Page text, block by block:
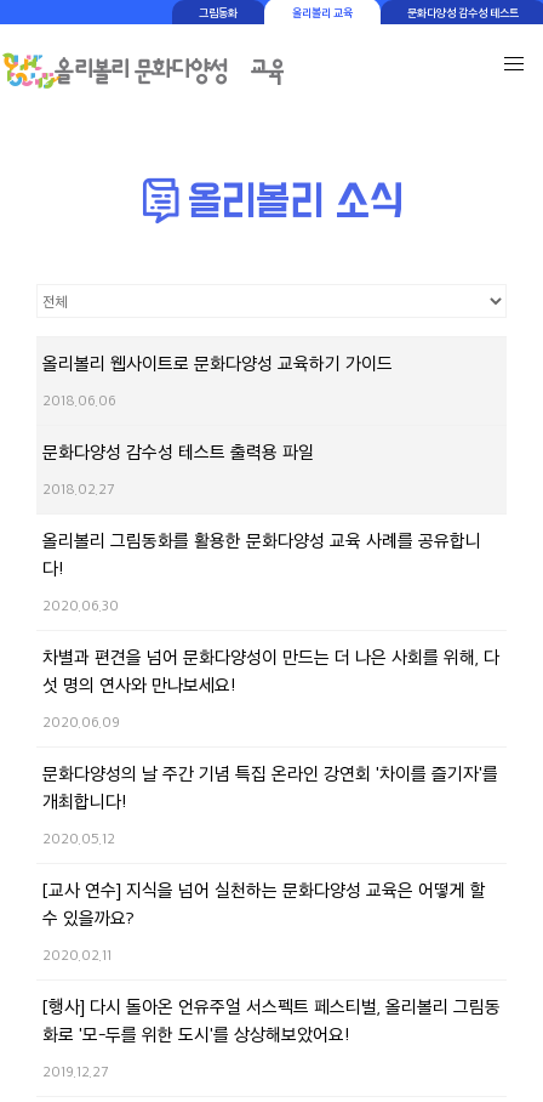
그림동화 올리볼리 교육 문화다양성 감수성 테스트
올리볼리 웹사이트로 문화다양성 교육하기 가이드
2018.06.06
문화다양성 감수성 테스트 출력용 파일
2018.02.27
올리볼리 그림동화를 활용한 문화다양성 교육 사례를 공유합니
다!
2020.06.30
차별과 편견을 넘어 문화다양성이 만드는 더 나은 사회를 위해, 다
섯 명의 연사와 만나보세요!
2020.06.09
문화다양성의 날 주간 기념 특집 온라인 강연회 '차이를 즐기자'를
개최합니다!
2020.05.12
[교사 연수] 지식을 넘어 실천하는 문화다양성 교육은 어떻게 할
수 있을까요?
2020.02.11
[행사] 다시 돌아온 언유주얼 서스펙트 페스티벌, 올리볼리 그림동
화로 '모-두를 위한 도시'를 상상해보았어요!
2019.12.27